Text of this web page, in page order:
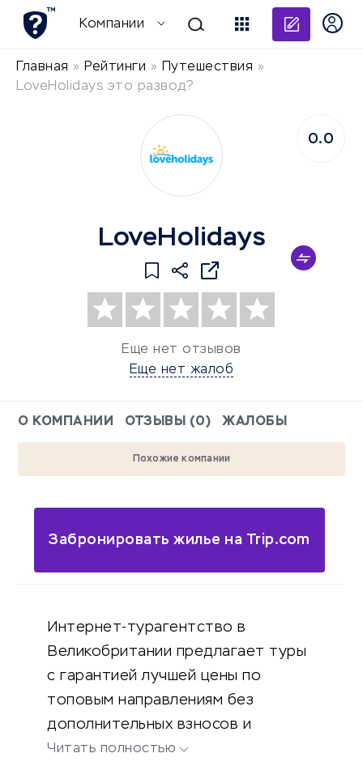
Компании
Главная » Рейтинги » Путешествия »
LoveHolidays это развод?
LoveHolidays
Еще нет отзывов
Еще нет жалоб
0.0
О КОМПАНИИ ОТЗЫВЫ (0) ЖАЛОБЫ
Похожие компании
Забронировать жилье на Trip.com
Интернет-турагентство в
Великобритании предлагает туры
с гарантией лучшей цены по
топовым направлениям без
дополнительных взносов и
комиссий.
Читать полностью